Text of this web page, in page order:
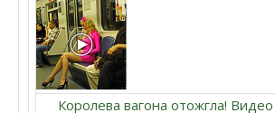
Королева вагона отожгла!